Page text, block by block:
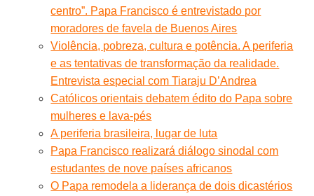
centro”. Papa Francisco é entrevistado por
moradores de favela de Buenos Aires
Violência, pobreza, cultura e potência. A periferia
e as tentativas de transformação da realidade.
Entrevista especial com Tiaraju D’Andrea
Católicos orientais debatem édito do Papa sobre
mulheres e lava-pés
A periferia brasileira, lugar de luta
Papa Francisco realizará diálogo sinodal com
estudantes de nove países africanos
O Papa remodela a liderança de dois dicastérios